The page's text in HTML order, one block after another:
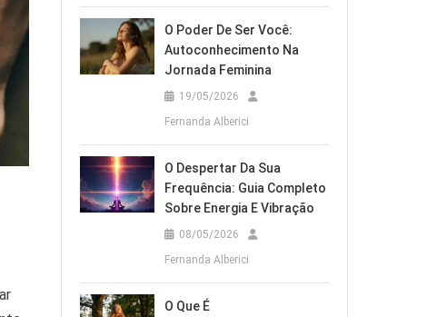
O Poder De Ser Você:
Autoconhecimento Na
Jornada Feminina
19/05/2026
Fernanda Alberici
O Despertar Da Sua
Frequência: Guia Completo
Sobre Energia E Vibração
08/05/2026
Fernanda Alberici
O Que É